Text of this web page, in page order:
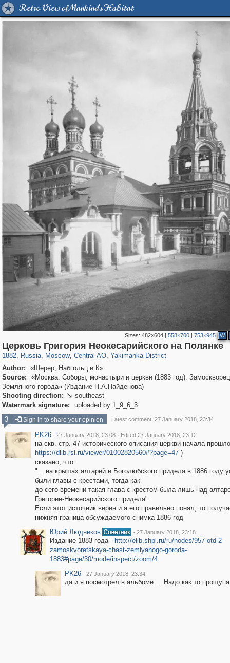
Retro View of Mankind's Habitat
Sizes:482×604 |558×700 |753×945 W
Церковь Григория Неокесарийского на Полянке
1882, Russia
1,407,325 29,248
, Moscow
319,882 8,286
, Central AO
160,021 5,916
, Yakimanka District
13,378 458
Author:
«Шерер, Набгольц и К»
Source:
«Москва. Соборы, монастыри и церкви (1883 год).
Земляного города» (Издание Н.А.Найденова)
Shooting direction:  southeast
Watermark signature:
uploaded by 1_9_6_3
3
Sign in to share your opinion Latest comment: 27 January 2018, 23:34
PK26 · 27 January 2018, 23:08 · Edited 27 January 2018, 23:12
на скв. стр. 47 исторического описания церкви начала
https://dlib.rsl.ru/viewer/01002820560#?page=47)
сказано, что:
"... на крышах алтарей и Боголюбского придела в 1886 году
были главы с крестами, тогда как
до сего времени такая глава с крестом была лишь над
Григорие-Неокесарийского придела".
Если этот источник верен и я его правильно понял, то
нижняя граница обсуждаемого снимка 1886 год
Юрий Людников
· 27 January 2018, 23:18
Издание 1883 года - http://elib.shpl.ru/ru/nodes/957-otd-2-
zamoskvoretskaya-chast-zemlyanogo-goroda-
1883#page/30/mode/inspect/zoom/4
PK26 · 27 January 2018, 23:34
да и я посмотрел в альбоме.... Надо как то